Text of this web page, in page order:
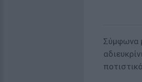
Σύμφωνα